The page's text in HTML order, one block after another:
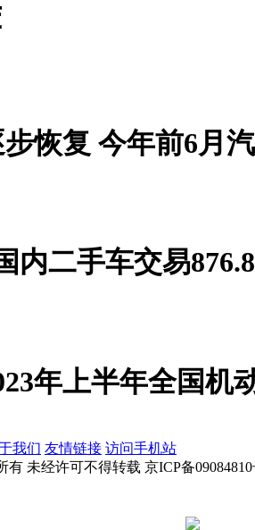
恢复 今年前6月
内二手车交易
年上半年全国机
我们 友情链接 访问手机站
有 未经许可不得转载 京ICP备09084810